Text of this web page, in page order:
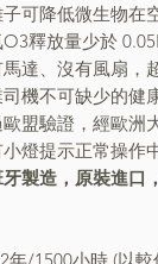
子可降低微生物在
O3釋放量少於
馬達、沒有風扇，
司機不可缺少的健
歐盟驗證，經歐洲
小燈提示正常操作
製造，原裝進口